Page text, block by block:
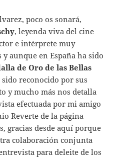
poco os sonará,
, leyenda viva del cine
e intérprete muy
aunque en España ha sido
de Oro de las Bellas
sido reconocido por sus
y mucho más nos detalla
efectuada por mi amigo
Reverte de la página
gracias desde aquí porque
colaboración conjunta
para deleite de los